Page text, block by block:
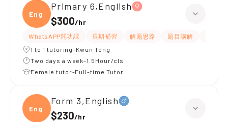
Engli
Primary 6,English
$300/hr
WhatsAPP問功課 長期補習 解題思路 題目講解
1 to 1 tutoring-Kwun Tong
Two days a week-1.5Hour/cls
Female tutor-Full-time Tutor
Engli
Form 3,English
$230/hr